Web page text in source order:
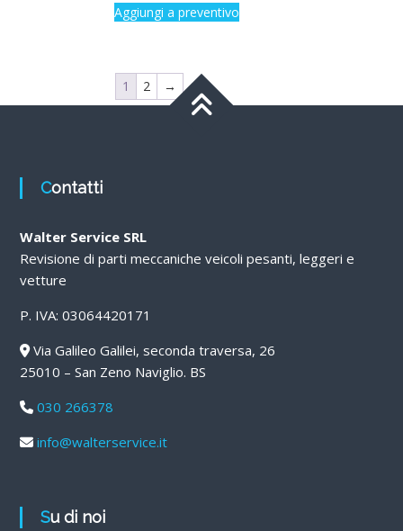
Aggiungi a preventivo
1 2 →
Contatti
Walter Service SRL
Revisione di parti meccaniche veicoli pesanti, leggeri e
vetture
P. IVA: 03064420171
Via Galileo Galilei, seconda traversa, 26
25010 – San Zeno Naviglio. BS
030 266378
info@walterservice.it
Su di noi